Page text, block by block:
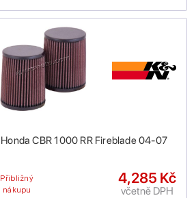
CBR 1000 RR Fireblade 04-07
Přibližný
nákupu
4,285 Kč
včetně DPH